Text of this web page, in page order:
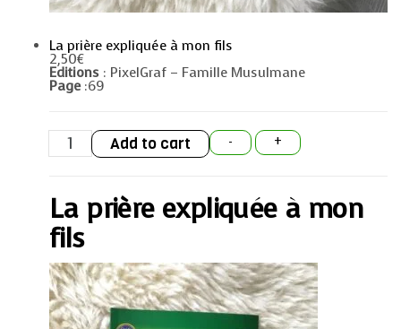
La prière expliquée à mon fils
2,50€
Editions : PixelGraf – Famille Musulmane
Page:69
-
La
prière
expliquée
fils
quantity
+
Add to cart
La prière expliquée à mon
fils